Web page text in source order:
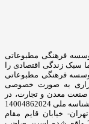
فرهنگی مطبوعاتی
سبک زندگی اقتصادی را
فرهنگی مطبوعاتی
به صورت خصوصی
معدن و تجارت، در
تاریخ یک اردیبهشت سال 1394 به شماره ثبت 35854 و شناسه ملی 14004862024
خیابان قایم مقام